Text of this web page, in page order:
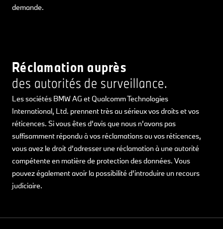
demande.
Réclamation auprès
des autorités de surveillance.
Les sociétés BMW AG et Qualcomm Technologies
International, Ltd. prennent très au sérieux vos droits et vos
réticences. Si vous êtes d’avis que nous n’avons pas
suffisamment répondu à vos réclamations ou vos réticences,
vous avez le droit d’adresser une réclamation à une autorité
compétente en matière de protection des données. Vous
pouvez également avoir la possibilité d’introduire un recours
judiciaire.